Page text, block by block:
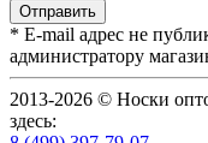
* E-mail адрес не
администратору
2013-2026 © Носки
здесь: